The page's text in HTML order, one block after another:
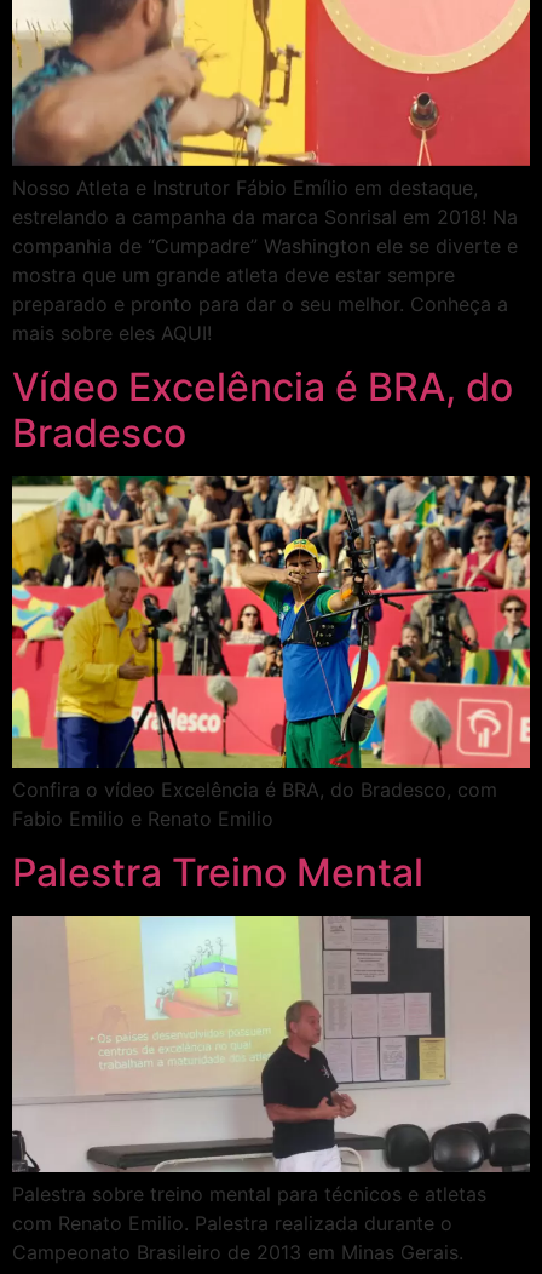
Nosso Atleta e Instrutor Fábio Emílio em destaque,
estrelando a campanha da marca Sonrisal em 2018! Na
companhia de “Cumpadre” Washington ele se diverte e
mostra que um grande atleta deve estar sempre
preparado e pronto para dar o seu melhor. Conheça a
mais sobre eles AQUI!
Vídeo Excelência é BRA, do
Bradesco
Confira o vídeo Excelência é BRA, do Bradesco, com
Fabio Emilio e Renato Emilio
Palestra Treino Mental
Palestra sobre treino mental para técnicos e atletas
com Renato Emilio. Palestra realizada durante o
Campeonato Brasileiro de 2013 em Minas Gerais.